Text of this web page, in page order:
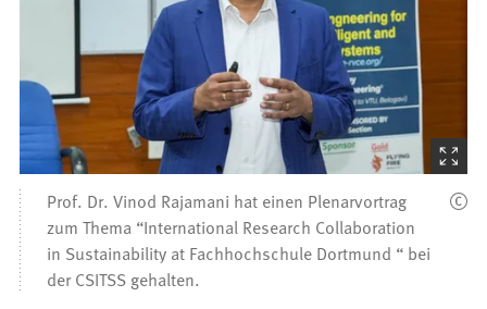
(Startet
den
Prof. Dr. Vinod Rajamani hat einen Plenarvortrag
zum Thema “International Research Collaboration
in Sustainability at Fachhochschule Dortmund “ bei
der CSITSS gehalten.